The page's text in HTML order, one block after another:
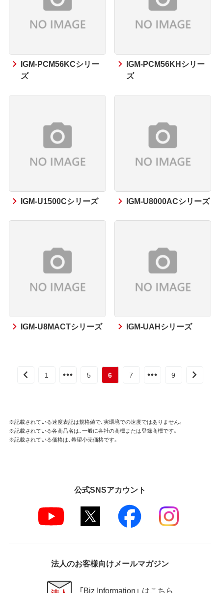
IGM-PCM56KCシリー
ズ
IGM-PCM56KHシリー
ズ
IGM-U1500Cシリーズ IGM-U8000ACシリーズ
IGM-U8MACTシリーズ IGM-UAHシリーズ
1 5 6 7 9
※記載されている速度表記は規格値で、実環境での速度ではありません。
※記載されている各商品名は、一般に各社の商標または登録商標です。
※記載されている価格は、希望小売価格です。
公式SNSアカウント
法人のお客様向けメールマガジン
「Biz Information」 はこちら